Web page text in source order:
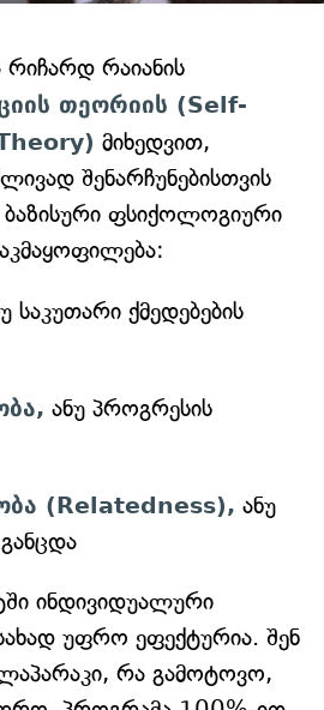
რაიანის
თეორიის (Self-
მიხედვით,
შენარჩუნებისთვის
ბაზისური ფსიქოლოგიური
საკუთარი ქმედებების
ანუ პროგრესის
(Relatedness), ანუ
ინდივიდუალური
უფრო ეფექტურია. შენ
რა გამოტოვო,